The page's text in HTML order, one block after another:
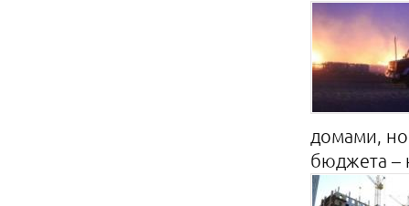
домами, но
бюджета –